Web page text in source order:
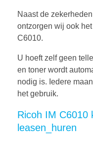
Naast de
ontzorgen wij ook
C6010.
U hoeft zelf geen
en toner wordt
nodig is. Iedere
het gebruik.
Ricoh IM C6010
leasen_huren